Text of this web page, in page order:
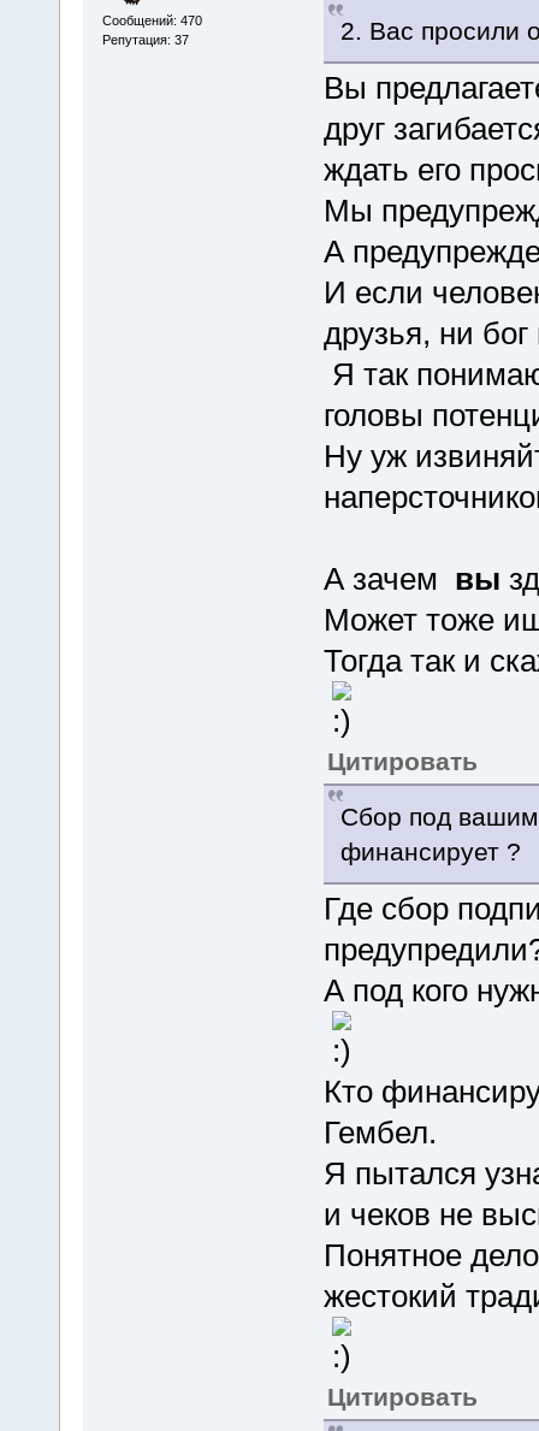
Сообщений: 470
Репутация: 37
2. Вас просили
Вы
друг
ждать его
Мы
А
И если
друзья, ни бог
Я так
головы
Ну уж
А зачем вы
Может тоже
Тогда так и
Цитировать
Сбор под
финансирует ?
Где сбор
А под кого
Кто
Гембел.
Я пытался
и чеков не
Понятное
жестокий
Цитировать